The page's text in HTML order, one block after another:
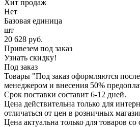
Хит продаж
Нет
Базовая единица
шт
20 628 руб.
Привезем под заказ
Узнать скидку!
Под заказ
Товары "Под заказ оформляются после
менеджером и внесения 50%
Срок поставки составит 6-12 дней.
Цена действительна только для
отличаться от цен в розничных
Цена актуальна только для товаров